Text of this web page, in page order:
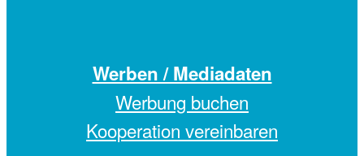
Werben / Mediadaten
Werbung buchen
Kooperation vereinbaren